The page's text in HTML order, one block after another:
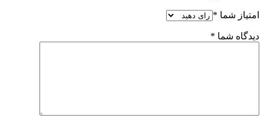
امتیاز شما *
دیدگاه شما *